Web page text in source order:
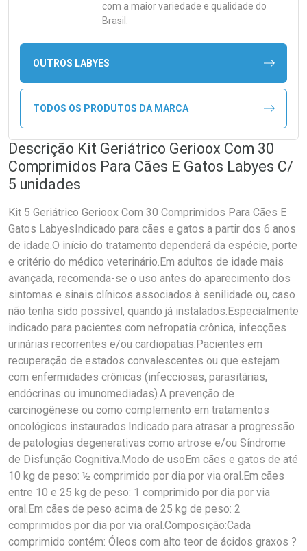
com a maior variedade e qualidade do
Brasil.
OUTROS LABYES
TODOS OS PRODUTOS DA MARCA
Descrição Kit Geriátrico Gerioox Com 30
Comprimidos Para Cães E Gatos Labyes C/
5 unidades
Kit 5 Geriátrico Gerioox Com 30 Comprimidos Para Cães E
Gatos LabyesIndicado para cães e gatos a partir dos 6 anos
de idade.O início do tratamento dependerá da espécie, porte
e critério do médico veterinário.Em adultos de idade mais
avançada, recomenda-se o uso antes do aparecimento dos
sintomas e sinais clínicos associados à senilidade ou, caso
não tenha sido possível, quando já instalados.Especialmente
indicado para pacientes com nefropatia crônica, infecções
urinárias recorrentes e/ou cardiopatias.Pacientes em
recuperação de estados convalescentes ou que estejam
com enfermidades crônicas (infecciosas, parasitárias,
endócrinas ou imunomediadas).A prevenção de
carcinogênese ou como complemento em tratamentos
oncológicos instaurados.Indicado para atrasar a progressão
de patologias degenerativas como artrose e/ou Síndrome
de Disfunção Cognitiva.Modo de usoEm cães e gatos de até
10 kg de peso: ½ comprimido por dia por via oral.Em cães
entre 10 e 25 kg de peso: 1 comprimido por dia por via
oral.Em cães de peso acima de 25 kg de peso: 2
comprimidos por dia por via oral.Composição:Cada
comprimido contém: Óleos com alto teor de ácidos graxos ?